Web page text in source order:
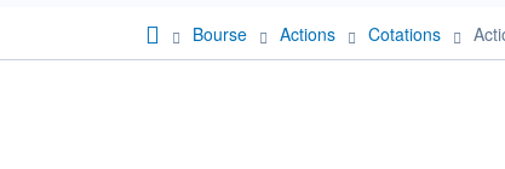
Bourse Actions Cotations